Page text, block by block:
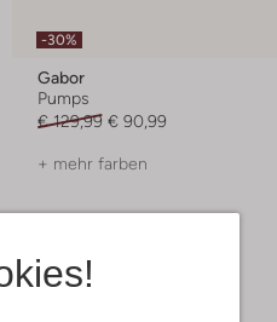
-30%
Gabor
Pumps
€ 129,99 € 90,99
+ mehr farben